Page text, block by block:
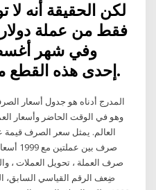
لكن الحقيقة أنه
فقط من عملة
إحدى هذه القطع مقابل 410 آلاف دولار.
المدرج أدناه هو جدول أسعار الصرف
وهو في الوقت الحاضر وأسعار
العالم. يمثل سعر الصرف قيمة
صرف
صرف العملة ، تحويل العملات ،